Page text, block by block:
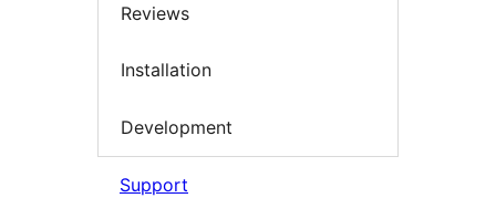
Reviews
Installation
Development
Support